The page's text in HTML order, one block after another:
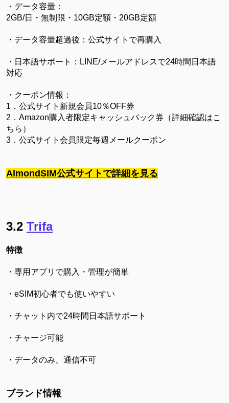
・データ容量：
2GB/日・無制限・ 10GB定額・20GB定額
・データ容量超過後：公式サイトで再購入
・日本語サポート：LINE/メールアドレスで24時間日本語
対応
・クーポン情報：
1．公式サイト新規会員10％OFF券
2．Amazon購入者限定キャッシュバック券（詳細確認はこ
ちら）
3．公式サイト会員限定毎週メールクーポン
AlmondSIM公式サイトで詳細を見る
3.2 Trifa
特徴
・専用アプリで購入・管理が簡単
・eSIM初心者でも使いやすい
・チャット内で24時間日本語サポート
・チャージ可能
・データのみ、通信不可
ブランド情報